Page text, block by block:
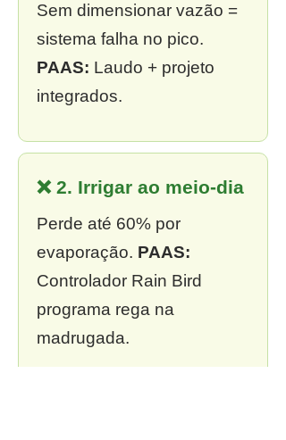
Sem dimensionar vazão =
sistema falha no pico.
PAAS: Laudo + projeto
integrados.
❌ 2. Irrigar ao meio-dia
Perde até 60% por
evaporação. PAAS:
Controlador Rain Bird
programa rega na
madrugada.